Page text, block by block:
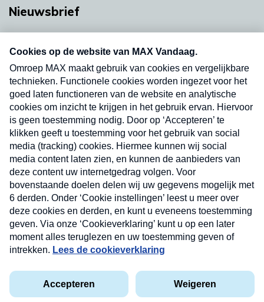
Nieuwsbrief
nieuwsbrief. Elke vrijdag- en dinsdagochtend in
uw mailbox.
Verzend
Privacyverklaring
Cookieverklaring
Kwetsbaarheid melden
Nieuwsbrief
Neem hier een gratis abonnement op onze
nieuwsbrief. Elke vrijdag- en dinsdagochtend in uw